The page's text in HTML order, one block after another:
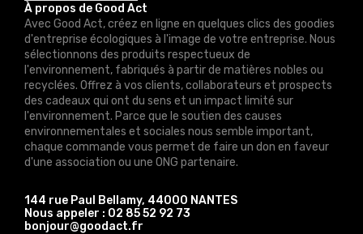
À propos de Good Act
Avec Good Act, créez en ligne en quelques clics des goodies
d'entreprise écologiques à l'image de votre entreprise. Nous
sélectionnons des produits respectueux de
l'environnement, fabriqués à partir de matières nobles ou
recyclées. Offrez à vos clients, collaborateurs et prospects
des cadeaux qui ont du sens et un impact limité sur
l'environnement. Parce que le soutien des causes
environnementales et sociales nous semble important,
chaque commande vous permet de faire un don en faveur
d'une association ou une ONG partenaire.
144 rue Paul Bellamy, 44000 NANTES
Nous appeler : 02 85 52 92 73
bonjour@goodact.fr